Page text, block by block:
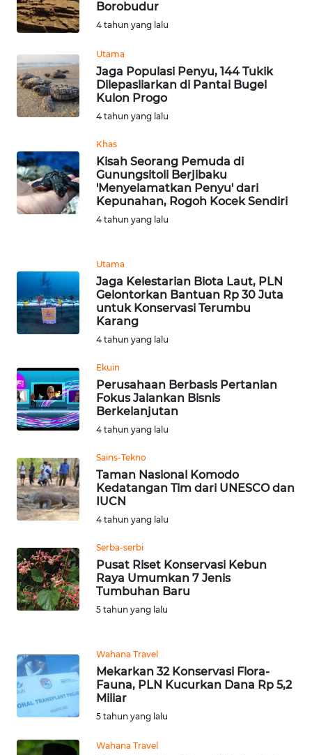
Borobudur
4 tahun yang lalu
Utama
Jaga Populasi Penyu, 144 Tukik
Dilepasliarkan di Pantai Bugel
Kulon Progo
4 tahun yang lalu
Khas
Kisah Seorang Pemuda di
Gunungsitoli Berjibaku
'Menyelamatkan Penyu' dari
Kepunahan, Rogoh Kocek Sendiri
4 tahun yang lalu
Utama
Jaga Kelestarian Biota Laut, PLN
Gelontorkan Bantuan Rp 30 Juta
untuk Konservasi Terumbu
Karang
4 tahun yang lalu
Ekuin
Perusahaan Berbasis Pertanian
Fokus Jalankan Bisnis
Berkelanjutan
4 tahun yang lalu
Sains-Tekno
Taman Nasional Komodo
Kedatangan Tim dari UNESCO dan
IUCN
4 tahun yang lalu
Serba-serbi
Pusat Riset Konservasi Kebun
Raya Umumkan 7 Jenis
Tumbuhan Baru
5 tahun yang lalu
Wahana Travel
Mekarkan 32 Konservasi Flora-
Fauna, PLN Kucurkan Dana Rp 5,2
Miliar
5 tahun yang lalu
Wahana Travel
SULTENG
SULBAR
WN
BABEL
SUMBAR
WN
SUMSEL
WN
LAMPUNG
JATENG
WN
NUSANTARA
WN
JOGJA
WN
JATIM
WN
BALI
WN
WN
KALTENG
WN